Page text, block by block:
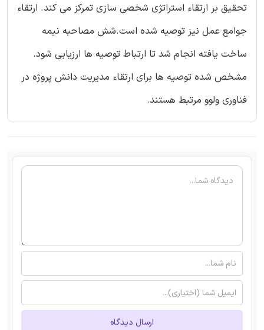
تحقیق بر ارتقاء استراتژی شخصی سازی تمرکز می کند. ارتقاء
جوامع عمل نیز توصیه شده است.شش مصاحبه نیمه
ساخت یافته انجام شد تا ارتباط توصیه ها ارزیابی شود.
مشخص شده توصیه ها برای ارتقاء مدیریت دانش پروژه در
فناوری ولوو مرتبط هستند.
ارسال دیدگاه